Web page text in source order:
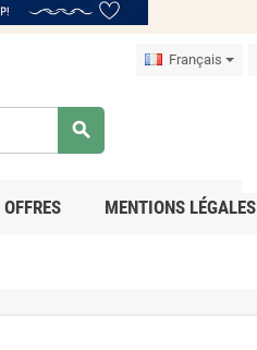
Français
search
OFFRES MENTIONS LÉGALES